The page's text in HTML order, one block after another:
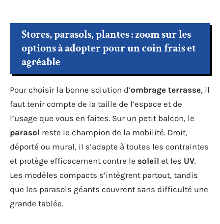
Stores, parasols, plantes : zoom sur les
options à adopter pour un coin frais et
agréable
Pour choisir la bonne solution d’ombrage terrasse, il
faut tenir compte de la taille de l’espace et de
l’usage que vous en faites. Sur un petit balcon, le
parasol reste le champion de la mobilité. Droit,
déporté ou mural, il s’adapte à toutes les contraintes
et protège efficacement contre le soleil et les UV.
Les modèles compacts s’intègrent partout, tandis
que les parasols géants couvrent sans difficulté une
grande tablée.